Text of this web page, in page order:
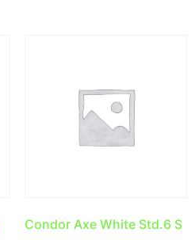
Condor Axe White Std.6 S